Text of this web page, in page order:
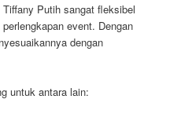
Putih sangat fleksibel
event. Dengan
dengan
untuk antara lain: